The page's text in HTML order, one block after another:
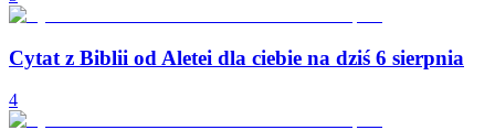
Cytat z Biblii od Aletei dla ciebie na dziś 6 sierpnia
4